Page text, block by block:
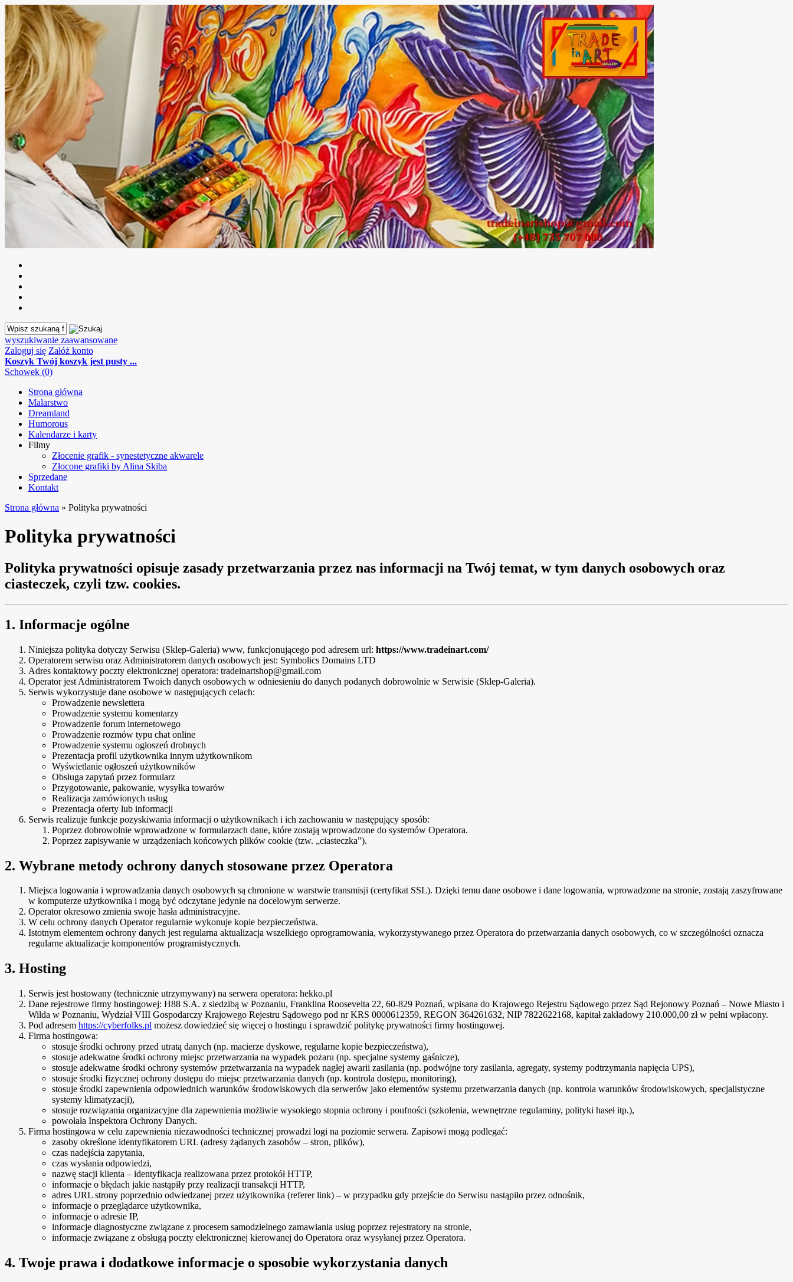
wyszukiwanie zaawansowane
Zaloguj się Załóż konto
Koszyk Twój koszyk jest pusty ...
Schowek (0)
Strona główna
Malarstwo
Dreamland
Humorous
Kalendarze i karty
Filmy
Złocenie grafik - synestetyczne akwarele
Złocone grafiki by Alina Skiba
Sprzedane
Kontakt
Strona główna » Polityka prywatności
Polityka prywatności
Polityka prywatności opisuje zasady przetwarzania przez nas informacji na Twój temat, w tym danych osobowych oraz
ciasteczek, czyli tzw. cookies.
1. Informacje ogólne
Niniejsza polityka dotyczy Serwisu (Sklep-Galeria) www, funkcjonującego pod adresem url: https://www.tradeinart.com/
Operatorem serwisu oraz Administratorem danych osobowych jest: Symbolics Domains LTD
Adres kontaktowy poczty elektronicznej operatora: tradeinartshop@gmail.com
Operator jest Administratorem Twoich danych osobowych w odniesieniu do danych podanych dobrowolnie w Serwisie (Sklep-Galeria).
Serwis wykorzystuje dane osobowe w następujących celach:
Prowadzenie newslettera
Prowadzenie systemu komentarzy
Prowadzenie forum internetowego
Prowadzenie rozmów typu chat online
Prowadzenie systemu ogłoszeń drobnych
Prezentacja profil użytkownika innym użytkownikom
Wyświetlanie ogłoszeń użytkowników
Obsługa zapytań przez formularz
Przygotowanie, pakowanie, wysyłka towarów
Realizacja zamówionych usług
Prezentacja oferty lub informacji
Serwis realizuje funkcje pozyskiwania informacji o użytkownikach i ich zachowaniu w następujący sposób:
Poprzez dobrowolnie wprowadzone w formularzach dane, które zostają wprowadzone do systemów Operatora.
Poprzez zapisywanie w urządzeniach końcowych plików cookie (tzw. „ciasteczka”).
2. Wybrane metody ochrony danych stosowane przez Operatora
Miejsca logowania i wprowadzania danych osobowych są chronione w warstwie transmisji (certyfikat SSL). Dzięki temu dane osobowe i dane logowania, wprowadzone na stronie, zostają zaszyfrowane
w komputerze użytkownika i mogą być odczytane jedynie na docelowym serwerze.
Operator okresowo zmienia swoje hasła administracyjne.
W celu ochrony danych Operator regularnie wykonuje kopie bezpieczeństwa.
Istotnym elementem ochrony danych jest regularna aktualizacja wszelkiego oprogramowania, wykorzystywanego przez Operatora do przetwarzania danych osobowych, co w szczególności oznacza
regularne aktualizacje komponentów programistycznych.
3. Hosting
Serwis jest hostowany (technicznie utrzymywany) na serwera operatora: hekko.pl
Dane rejestrowe firmy hostingowej: H88 S.A. z siedzibą w Poznaniu, Franklina Roosevelta 22, 60-829 Poznań, wpisana do Krajowego Rejestru Sądowego przez Sąd Rejonowy Poznań – Nowe Miasto i
Wilda w Poznaniu, Wydział VIII Gospodarczy Krajowego Rejestru Sądowego pod nr KRS 0000612359, REGON 364261632, NIP 7822622168, kapitał zakładowy 210.000,00 zł w pełni wpłacony.
Pod adresem https://cyberfolks.pl możesz dowiedzieć się więcej o hostingu i sprawdzić politykę prywatności firmy hostingowej.
Firma hostingowa:
stosuje środki ochrony przed utratą danych (np. macierze dyskowe, regularne kopie bezpieczeństwa),
stosuje adekwatne środki ochrony miejsc przetwarzania na wypadek pożaru (np. specjalne systemy gaśnicze),
stosuje adekwatne środki ochrony systemów przetwarzania na wypadek nagłej awarii zasilania (np. podwójne tory zasilania, agregaty, systemy podtrzymania napięcia UPS),
stosuje środki fizycznej ochrony dostępu do miejsc przetwarzania danych (np. kontrola dostępu, monitoring),
stosuje środki zapewnienia odpowiednich warunków środowiskowych dla serwerów jako elementów systemu przetwarzania danych (np. kontrola warunków środowiskowych, specjalistyczne
systemy klimatyzacji),
stosuje rozwiązania organizacyjne dla zapewnienia możliwie wysokiego stopnia ochrony i poufności (szkolenia, wewnętrzne regulaminy, polityki haseł itp.),
powołała Inspektora Ochrony Danych.
Firma hostingowa w celu zapewnienia niezawodności technicznej prowadzi logi na poziomie serwera. Zapisowi mogą podlegać:
zasoby określone identyfikatorem URL (adresy żądanych zasobów – stron, plików),
czas nadejścia zapytania,
czas wysłania odpowiedzi,
nazwę stacji klienta – identyfikacja realizowana przez protokół HTTP,
informacje o błędach jakie nastąpiły przy realizacji transakcji HTTP,
adres URL strony poprzednio odwiedzanej przez użytkownika (referer link) – w przypadku gdy przejście do Serwisu nastąpiło przez odnośnik,
informacje o przeglądarce użytkownika,
informacje o adresie IP,
informacje diagnostyczne związane z procesem samodzielnego zamawiania usług poprzez rejestratory na stronie,
informacje związane z obsługą poczty elektronicznej kierowanej do Operatora oraz wysyłanej przez Operatora.
4. Twoje prawa i dodatkowe informacje o sposobie wykorzystania danych